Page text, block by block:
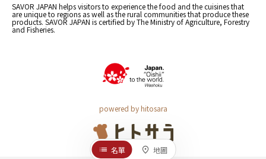
SAVOR JAPAN helps visitors to experience the food and the cuisines that
are unique to regions as well as the rural communities that produce these
products. SAVOR JAPAN is certified by The Ministry of Agriculture, Forestry
and Fisheries.
powered by hitosara
名單 地圖